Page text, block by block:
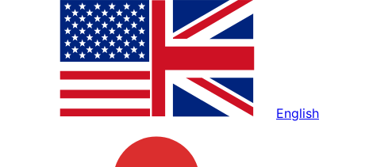
English